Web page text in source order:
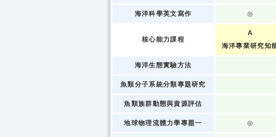
海洋科學英文寫作 ◎
核心能力課程
A
海洋專業研究知
海洋生態實驗方法
魚類分子系統分類專題研究
魚類族群動態與資源評估
地球物理流體力學專題一 ◎